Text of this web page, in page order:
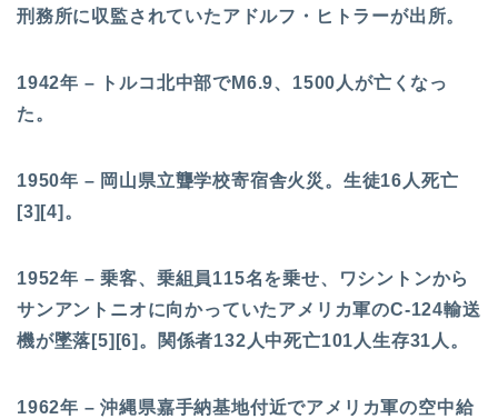
刑務所に収監されていたアドルフ・ヒトラーが出所。
1942年 – トルコ北中部でM6.9、1500人が亡くなっ
た。
1950年 – 岡山県立聾学校寄宿舎火災。生徒16人死亡
[3][4]。
1952年 – 乗客、乗組員115名を乗せ、ワシントンから
サンアントニオに向かっていたアメリカ軍のC-124輸送
機が墜落[5][6]。関係者132人中死亡101人生存31人。
1962年 – 沖縄県嘉手納基地付近でアメリカ軍の空中給